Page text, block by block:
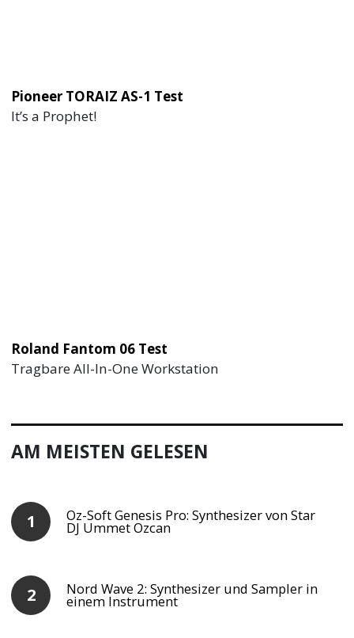
Pioneer TORAIZ AS-1 Test
It’s a Prophet!
Roland Fantom 06 Test
Tragbare All-In-One Workstation
AM MEISTEN GELESEN
Oz-Soft Genesis Pro: Synthesizer von Star
DJ Ummet Ozcan
Nord Wave 2: Synthesizer und Sampler in
einem Instrument